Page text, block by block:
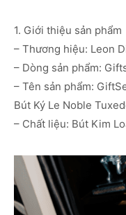
1. Giới thiệu sản phẩm
– Thương hiệu: Leon
– Dòng sản phẩm:
– Tên sản phẩm:
Bút Ký Le Noble
– Chất liệu: Bút Kim